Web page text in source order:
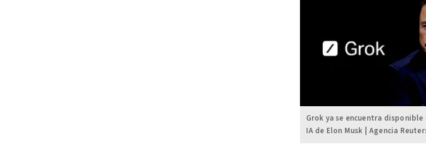
Grok ya se encuentra disponible
IA de Elon Musk | Agencia